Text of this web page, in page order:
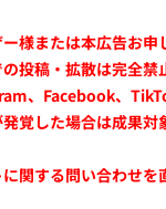
様または本広告お申
投稿・拡散は完全禁
、Facebook、
覚した場合は成果対
関する問い合わせを